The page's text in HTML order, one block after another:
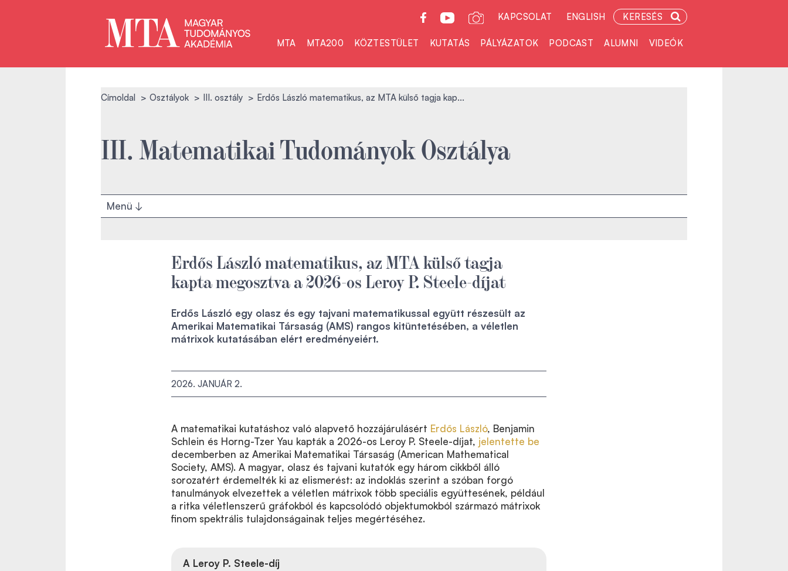
KAPCSOLAT ENGLISH KERESÉS
MTA MTA200 KÖZTESTÜLET KUTATÁS PÁLYÁZATOK PODCAST ALUMNI VIDEÓK
Címoldal Osztályok III. osztály Erdős László matematikus, az MTA külső tagja kap...
III. Matematikai Tudományok Osztálya
Menü
Erdős László matematikus, az MTA külső tagja
kapta megosztva a 2026-os Leroy P. Steele-díjat
Erdős László egy olasz és egy tajvani matematikussal együtt részesült az
Amerikai Matematikai Társaság (AMS) rangos kitüntetésében, a véletlen
mátrixok kutatásában elért eredményeiért.
2026. JANUÁR 2.
A matematikai kutatáshoz való alapvető hozzájárulásért Erdős László, Benjamin
Schlein és Horng-Tzer Yau kapták a 2026-os Leroy P. Steele-díjat, jelentette be
decemberben az Amerikai Matematikai Társaság (American Mathematical
Society, AMS). A magyar, olasz és tajvani kutatók egy három cikkből álló
sorozatért érdemelték ki az elismerést: az indoklás szerint a szóban forgó
tanulmányok elvezettek a véletlen mátrixok több speciális együttesének, például
a ritka véletlenszerű gráfokból és kapcsolódó objektumokból származó mátrixok
finom spektrális tulajdonságainak teljes megértéséhez.
A Leroy P. Steele-díj